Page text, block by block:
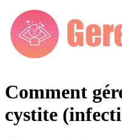
Comment
cystite